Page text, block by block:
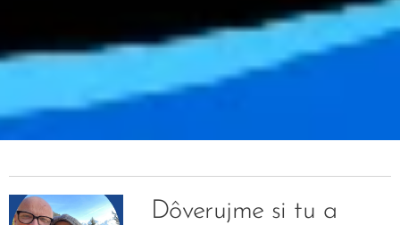
Dôverujme si tu a